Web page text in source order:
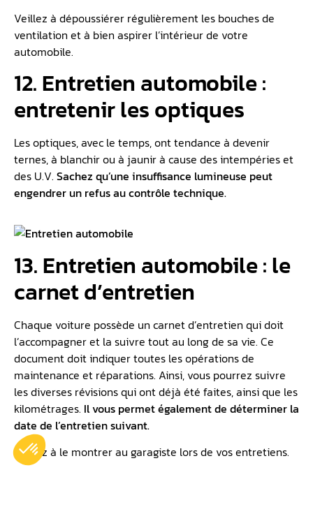
Veillez à dépoussiérer régulièrement les bouches de
ventilation et à bien aspirer l’intérieur de votre
automobile.
12. Entretien automobile :
entretenir les optiques
Les optiques, avec le temps, ont tendance à devenir
ternes, à blanchir ou à jaunir à cause des intempéries et
des U.V. Sachez qu’une insuffisance lumineuse peut
engendrer un refus au contrôle technique.
13. Entretien automobile : le
carnet d’entretien
Chaque voiture possède un carnet d’entretien qui doit
l’accompagner et la suivre tout au long de sa vie. Ce
document doit indiquer toutes les opérations de
maintenance et réparations. Ainsi, vous pourrez suivre
les diverses révisions qui ont déjà été faites, ainsi que les
kilométrages. Il vous permet également de déterminer la
date de l’entretien suivant.
Veillez à le montrer au garagiste lors de vos entretiens.